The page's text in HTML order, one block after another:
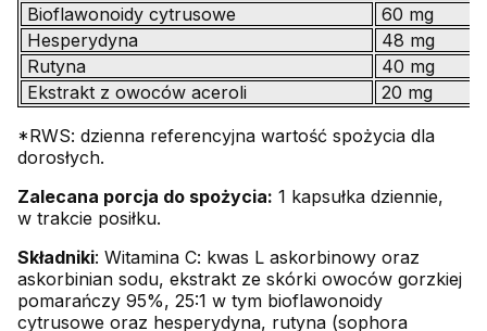
Bioflawonoidy cytrusowe
60 mg
Hesperydyna
48 mg
Rutyna
40 mg
Ekstrakt z owoców aceroli
20 mg
*RWS: dzienna referencyjna wartość spożycia dla
dorosłych.
Zalecana porcja do spożycia: 1 kapsułka dziennie,
w trakcie posiłku.
Składniki: Witamina C: kwas L askorbinowy oraz
askorbinian sodu, ekstrakt ze skórki owoców gorzkiej
pomarańczy 95%, 25:1 w tym bioflawonoidy
cytrusowe oraz hesperydyna, rutyna (sophora